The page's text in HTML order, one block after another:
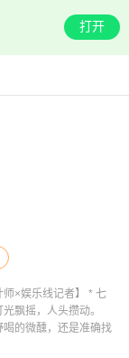
打开
×娱乐线记者】 * 七
飘摇，人头攒动。
的微醺，还是准确找